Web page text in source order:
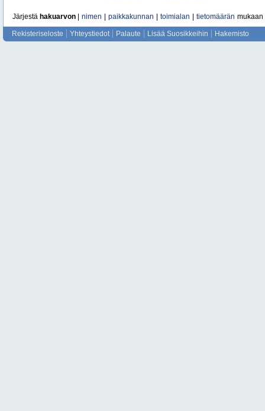
Järjestä hakuarvon nimen paikkakunnan toimialan tietomäärän mukaan
Rekisteriseloste Yhteystiedot Palaute Lisää Suosikkeihin Hakemisto